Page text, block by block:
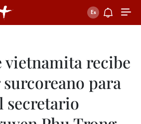
vietnamita recibe
para
secretario